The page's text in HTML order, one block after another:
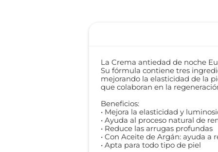
La Crema antiedad de noche
Su fórmula contiene tres
mejorando la elasticidad de la
que colaboran en la
Beneficios:
• Mejora la elasticidad y
• Ayuda al proceso natural de
• Reduce las arrugas profundas
• Con Aceite de Argán: ayuda
• Apta para todo tipo de piel